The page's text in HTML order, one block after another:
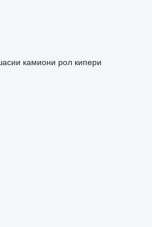
камиони рол кипери